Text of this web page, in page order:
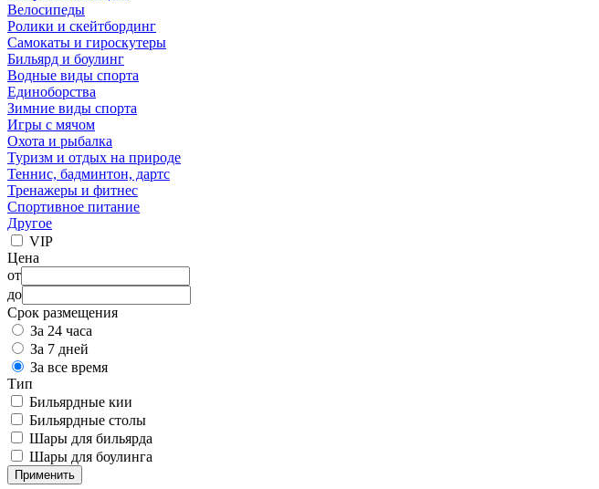
Велосипеды
Ролики и скейтбординг
Самокаты и гироскутеры
Бильярд и боулинг
Водные виды спорта
Единоборства
Зимние виды спорта
Игры с мячом
Охота и рыбалка
Туризм и отдых на природе
Теннис, бадминтон, дартс
Тренажеры и фитнес
Спортивное питание
Другое
VIP
Цена
от
до
Срок размещения
За 24 часа
За 7 дней
За все время
Тип
Бильярдные кии
Бильярдные столы
Шары для бильярда
Шары для боулинга
Применить